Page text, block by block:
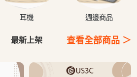
耳機 週邊商品
最新上架 查看全部商品 ＞